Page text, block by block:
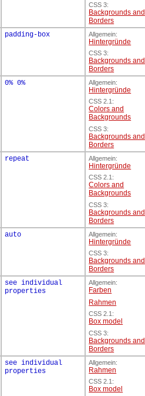
CSS 3:
Backgrounds and
Borders
padding-box Allgemein:
Hintergründe
CSS 3:
Backgrounds and
Borders
0% 0% Allgemein:
Hintergründe
CSS 2.1:
Colors and
Backgrounds
CSS 3:
Backgrounds and
Borders
repeat Allgemein:
Hintergründe
CSS 2.1:
Colors and
Backgrounds
CSS 3:
Backgrounds and
Borders
auto Allgemein:
Hintergründe
CSS 3:
Backgrounds and
Borders
see individual
properties
Allgemein:
Farben
Rahmen
CSS 2.1:
Box model
CSS 3:
Backgrounds and
Borders
see individual
properties
Allgemein:
Rahmen
CSS 2.1:
Box model